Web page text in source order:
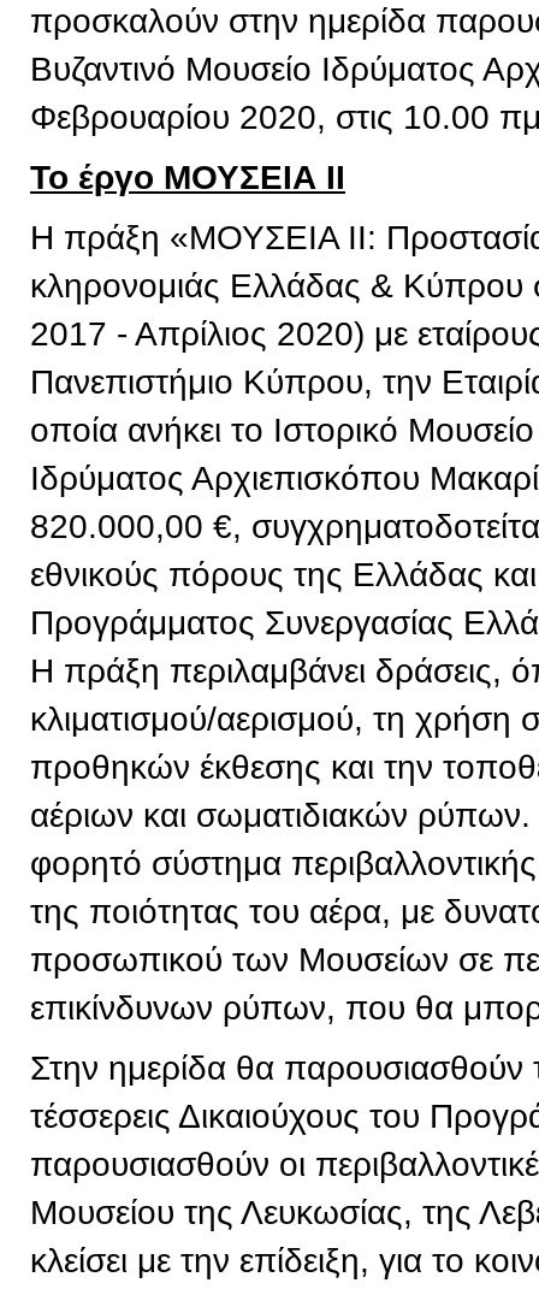
προσκαλούν στην ημερίδα
Βυζαντινό Μουσείο Ιδρύματος
Φεβρουαρίου 2020, στις 10.00
Το έργο ΜΟΥΣΕΙΑ ΙΙ
Η πράξη «ΜΟΥΣΕΙΑ ΙΙ: Προστασία
κληρονομιάς Ελλάδας & Κύπρου
2017 - Απρίλιος 2020) με
Πανεπιστήμιο Κύπρου, την
οποία ανήκει το Ιστορικό
Ιδρύματος Αρχιεπισκόπου
820.000,00 €,
εθνικούς πόρους της Ελλάδας
Προγράμματος Συνεργασίας
Η πράξη περιλαμβάνει δράσεις,
κλιματισμού/αερισμού, τη χρήση
προθηκών έκθεσης και την
αέριων και σωματιδιακών
φορητό σύστημα
της ποιότητας του αέρα, με
προσωπικού των Μουσείων σε
επικίνδυνων ρύπων, που θα
Στην ημερίδα θα
τέσσερεις Δικαιούχους του
παρουσιασθούν οι
Μουσείου της Λευκωσίας, της
κλείσει με την επίδειξη, για το